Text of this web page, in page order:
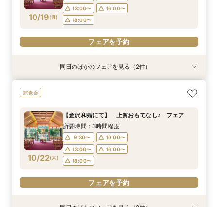
フェアを予約
フェアを予約
18:00〜
フェアを予約
10/19(月)
13:00〜
16:00〜
18:00〜
フェアを予約
10/19(月)
2026年12月までの挙式をお考えのお2人へ 宿
13:00〜
16:00〜
18:00〜
フェアを予約
10/19(月)
【少人数結婚式】貸切り可能なホテルウエディン
16:00〜
18:00〜
フェアを予約
同日のほかのフェアを見る（2件）
試食会
10/22(木)
【金沢和婚にて】 上質おもてなし♪ フェア
所要時間：3時間程度
9:30〜
10:00〜
13:00〜
16:00〜
18:00〜
フェアを予約